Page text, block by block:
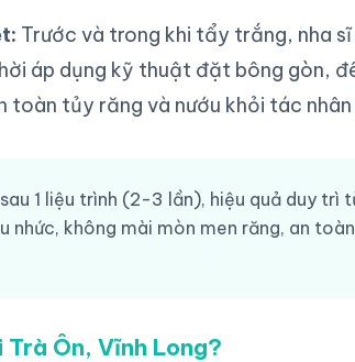
Trước và trong khi tẩy trắng, nha
áp dụng kỹ thuật đặt bông gòn,
toàn tủy răng và nướu khỏi tác
1 liệu trình (2-3 lần), hiệu quả duy trì
nhức, không mài mòn men răng, an
Trà Ôn, Vĩnh Long?